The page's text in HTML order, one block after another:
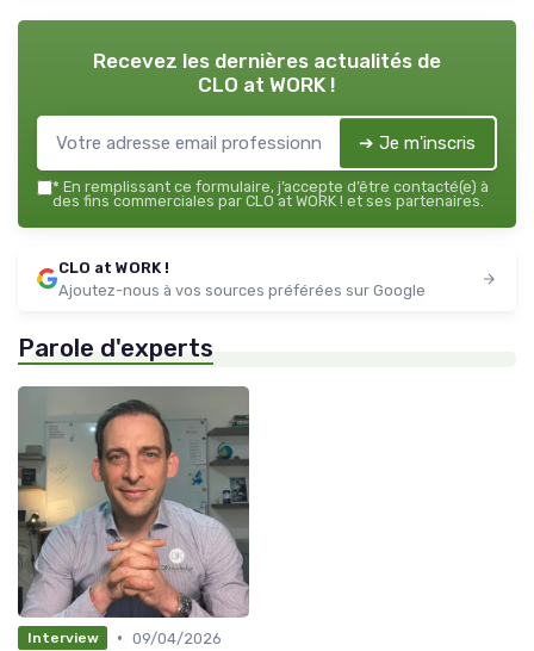
Recevez les dernières actualités de
CLO at WORK !
➔ Je m'inscris
* En remplissant ce formulaire, j’accepte d’être contacté(e) à
des fins commerciales par CLO at WORK ! et ses partenaires.
CLO at WORK !
Ajoutez-nous à vos sources préférées sur Google
Parole d'experts
Interview • 09/04/2026